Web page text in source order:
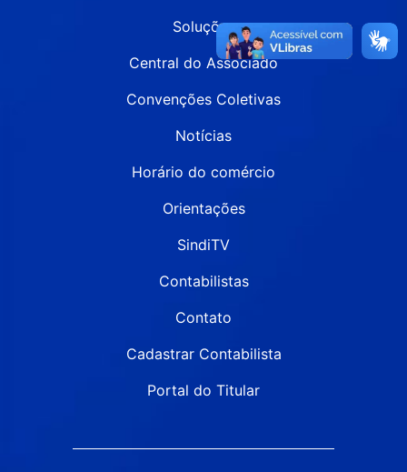
Soluções
Central do Associado
Convenções Coletivas
Notícias
Horário do comércio
Orientações
SindiTV
Contabilistas
Contato
Cadastrar Contabilista
Portal do Titular